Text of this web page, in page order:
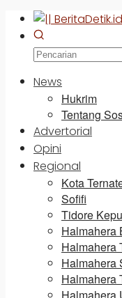
News
Hukrim
Tentang
Advertorial
Opini
Regional
Kota
Sofifi
Tidore
Halmahera
Halmahera
Halmahera
Halmahera